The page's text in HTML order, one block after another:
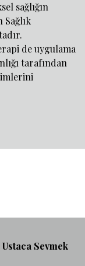
sağlığın
de uygulama
tarafından